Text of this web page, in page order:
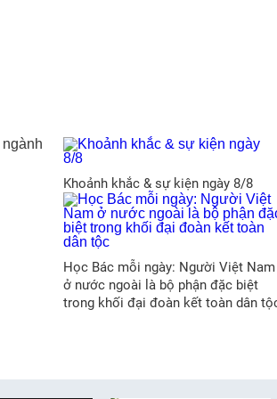
Khoảnh khắc & sự kiện ngày 8/8
Học Bác mỗi ngày: Người Việt Nam
ở nước ngoài là bộ phận đặc biệt
trong khối đại đoàn kết toàn dân